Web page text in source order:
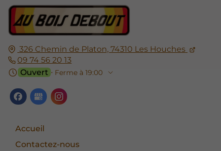
326 Chemin de Platon, 74310 Les Houches
09 74 56 20 13
Ouvert ⋅ Ferme à 19:00
Accueil
Contactez-nous